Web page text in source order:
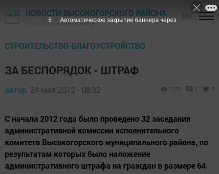
НОВОСТИ ВЫСОКОГОРСКОГО РАЙОНА
Газета "Высокогорские вести"
СТРОИТЕЛЬСТВО-БЛАГОУСТРОЙСТВО
ЗА БЕСПОРЯДОК - ШТРАФ
автор, 24 мая 2012 - 08:32 1225 0 0
С начала 2012 года было проведено 32 заседания
административной комиссии исполнительного
комитета Высокогорского муниципального района, по
результатам которых было наложение
административного штрафа на граждан в размере 64
5 Автоматическое закрытие баннера через